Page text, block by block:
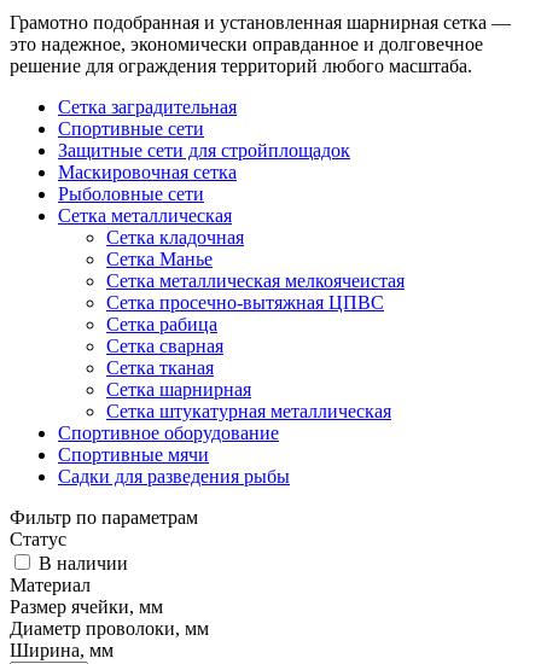
Грамотно подобранная и установленная шарнирная сетка —
это надежное, экономически оправданное и долговечное
решение для ограждения территорий любого масштаба.
Сетка заградительная
Спортивные сети
Защитные сети для стройплощадок
Маскировочная сетка
Рыболовные сети
Сетка металлическая
Сетка кладочная
Сетка Манье
Сетка металлическая мелкоячеистая
Сетка просечно-вытяжная ЦПВС
Сетка рабица
Сетка сварная
Сетка тканая
Сетка шарнирная
Сетка штукатурная металлическая
Спортивное оборудование
Спортивные мячи
Садки для разведения рыбы
Фильтр по параметрам
Статус
В наличии
Материал
Размер ячейки, мм
Диаметр проволоки, мм
Ширина, мм